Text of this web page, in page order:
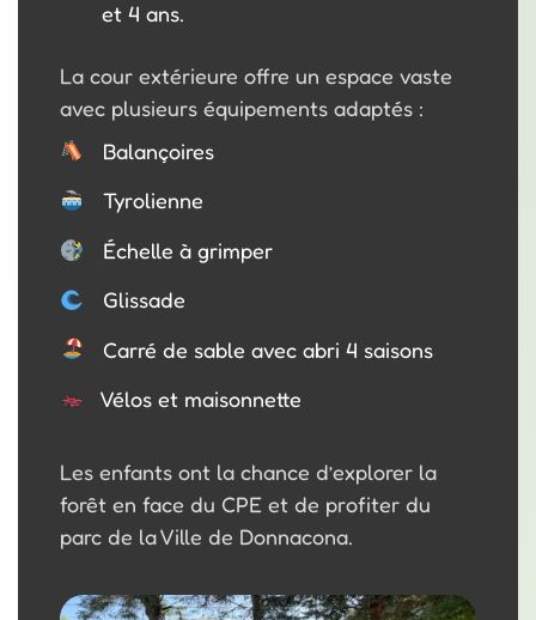
et 4 ans.
La cour extérieure offre un espace vaste
avec plusieurs équipements adaptés :
Balançoires
Tyrolienne
Échelle à grimper
Glissade
Carré de sable avec abri 4 saisons
Vélos et maisonnette
Les enfants ont la chance d’explorer la
forêt en face du CPE et de profiter du
parc de la Ville de Donnacona.